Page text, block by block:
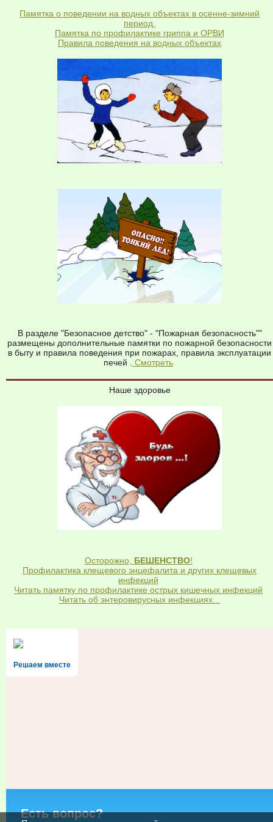
Памятка о поведении на водных объектах в осенне-зимний
период.
Памятка по профилактике гриппа и ОРВИ
Правила поведения на водных объектах
В разделе "Безопасное детство" - "Пожарная безопасность""
размещены дополнительные памятки по пожарной безопасности
в быту и правила поведения при пожарах, правила эксплуатации
печей . Смотреть
Наше здоровье
Осторожно, БЕШЕНСТВО!
Профилактика клещевого энцефалита и других клещевых
инфекций
Читать памятку по профилактике острых кишечных инфекций
Читать об энтеровирусных инфекциях...
Решаем вместе
Есть вопрос?